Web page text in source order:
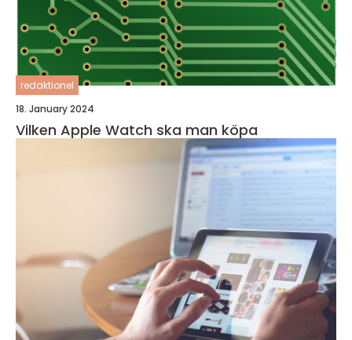
redaktionel
18. January 2024
Vilken Apple Watch ska man köpa